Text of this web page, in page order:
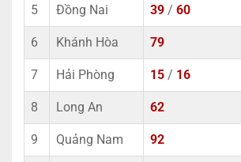
5 Đồng Nai 39 / 60
6 Khánh Hòa 79
7 Hải Phòng 15 / 16
8 Long An 62
9 Quảng Nam 92